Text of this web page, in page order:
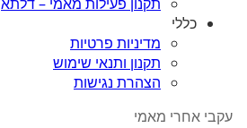
כללי
מדיניות פרטיות
תקנון ותנאי שימוש
הצהרת נגישות
עקבי אחרי מאמי